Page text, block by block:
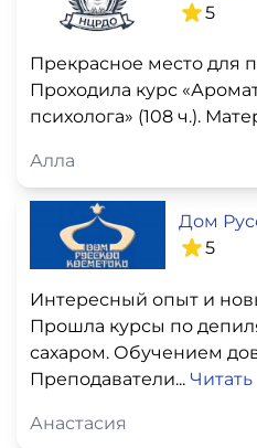
5
Проходила курс
психолога» (108 ч.).
Алла
Дом
5
Интересный опыт и
Прошла курсы по
сахаром. Обучением
Преподаватели... Читать
Анастасия